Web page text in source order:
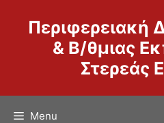
περιεχόμενο
Περιφερειακή
& Β/θμιας
Στερεάς
Menu